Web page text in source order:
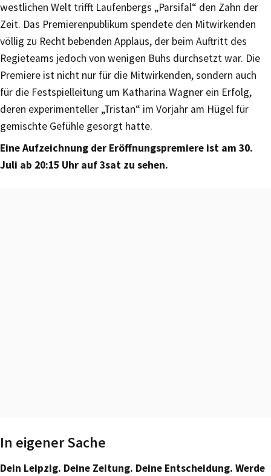
westlichen Welt trifft Laufenbergs „Parsifal“ den Zahn der
Zeit. Das Premierenpublikum spendete den Mitwirkenden
völlig zu Recht bebenden Applaus, der beim Auftritt des
Regieteams jedoch von wenigen Buhs durchsetzt war. Die
Premiere ist nicht nur für die Mitwirkenden, sondern auch
für die Festspielleitung um Katharina Wagner ein Erfolg,
deren experimenteller „Tristan“ im Vorjahr am Hügel für
gemischte Gefühle gesorgt hatte.
Eine Aufzeichnung der Eröffnungspremiere ist am 30.
Juli ab 20:15 Uhr auf 3sat zu sehen.
In eigener Sache
Dein Leipzig. Deine Zeitung. Deine Entscheidung. Werde